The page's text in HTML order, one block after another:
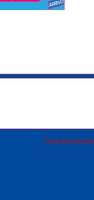
Post più vecchio